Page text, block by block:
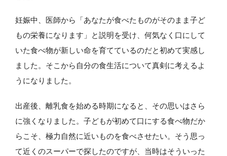
妊娠中、医師から「あなたが食べたものがそのまま子ど
もの栄養になります」と説明を受け、何気なく口にして
いた食べ物が新しい命を育てているのだと初めて実感し
ました。そこから自分の食生活について真剣に考えるよ
うになりました。
出産後、離乳食を始める時期になると、その思いはさら
に強くなりました。子どもが初めて口にする食べ物だか
らこそ、極力自然に近いものを食べさせたい。そう思っ
て近くのスーパーで探したのですが、当時はそういった